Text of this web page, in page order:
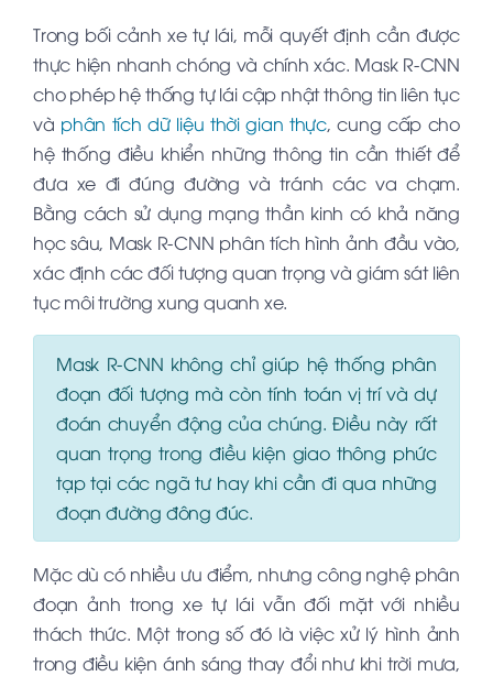
Trong bối cảnh xe tự lái, mỗi quyết định cần được
thực hiện nhanh chóng và chính xác. Mask R-CNN
cho phép hệ thống tự lái cập nhật thông tin liên tục
và phân tích dữ liệu thời gian thực, cung cấp cho
hệ thống điều khiển những thông tin cần thiết để
đưa xe đi đúng đường và tránh các va chạm.
Bằng cách sử dụng mạng thần kinh có khả năng
học sâu, Mask R-CNN phân tích hình ảnh đầu vào,
xác định các đối tượng quan trọng và giám sát liên
tục môi trường xung quanh xe.
Mask R-CNN không chỉ giúp hệ thống phân
đoạn đối tượng mà còn tính toán vị trí và dự
đoán chuyển động của chúng. Điều này rất
quan trọng trong điều kiện giao thông phức
tạp tại các ngã tư hay khi cần đi qua những
đoạn đường đông đúc.
Mặc dù có nhiều ưu điểm, nhưng công nghệ phân
đoạn ảnh trong xe tự lái vẫn đối mặt với nhiều
thách thức. Một trong số đó là việc xử lý hình ảnh
trong điều kiện ánh sáng thay đổi như khi trời mưa,